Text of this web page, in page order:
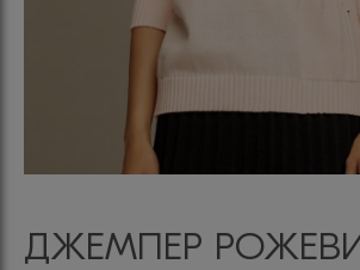
ДЖЕМПЕР